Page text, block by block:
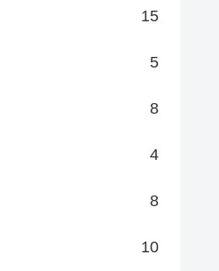
15
5
8
4
8
10